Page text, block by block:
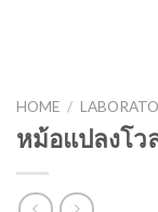
HOME /
หม้อแปลงโว